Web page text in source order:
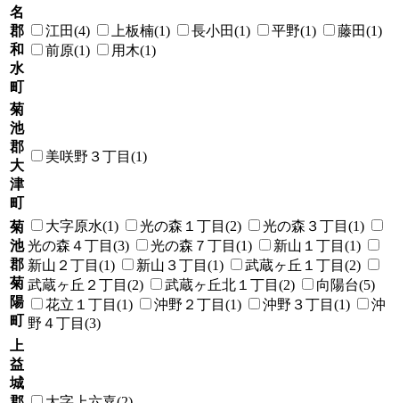
名
郡
和
水
町
江田(4) 上板楠(1) 長小田(1) 平野(1)
藤田(1)
前原(1)
用木(1)
菊
池
郡
大
津
町
美咲野３丁目(1)
菊
池
郡
菊
陽
町
大字原水(1) 光の森１丁目(2)
光の森３丁目(1)
光の森４丁目(3)
光の森７丁目(1)
新山１丁目(1)
新山２丁目(1)
新山３丁目(1)
武蔵ヶ丘１丁目(2)
武蔵ヶ丘２丁目(2)
武蔵ヶ丘北１丁目(2)
向陽台(5)
花立１丁目(1)
沖野２丁目(1) 沖野３丁目(1)
沖
野４丁目(3)
上
益
城